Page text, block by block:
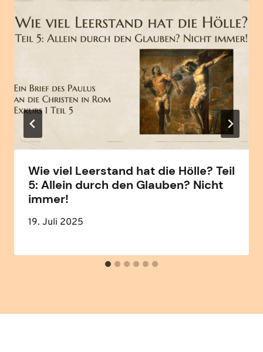
Wie viel Leerstand hat die Hölle? Teil
5: Allein durch den Glauben? Nicht
immer!
19. Juli 2025